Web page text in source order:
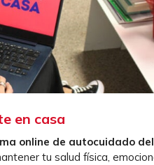
en casa
online de autocuidado
tu salud física,